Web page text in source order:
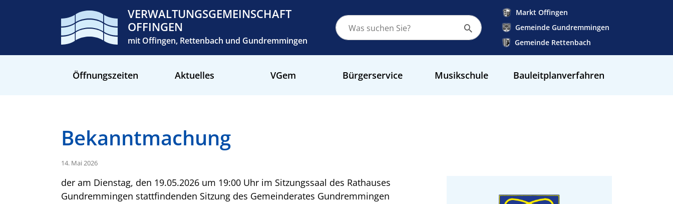
VERWALTUNGSGEMEINSCHAFT
OFFINGEN
mit Offingen, Rettenbach und Gundremmingen
Markt Offingen
Gemeinde Gundremmingen
Gemeinde Rettenbach
Öffnungszeiten Aktuelles VGem Bürgerservice Musikschule Bauleitplanverfahren
Bekanntmachung
14. Mai 2026
der am Dienstag, den 19.05.2026 um 19:00 Uhr im Sitzungssaal des Rathauses
Gundremmingen stattfindenden Sitzung des Gemeinderates Gundremmingen